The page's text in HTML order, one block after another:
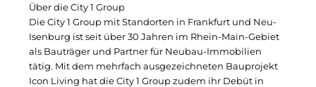
AIM
Allgemeine SÜDBODEN
City 1 Group
Über die City 1 Group
Die City 1 Group mit Standorten in Frankfurt und Neu-
Isenburg ist seit über 30 Jahren im Rhein-Main-Gebiet
als Bauträger und Partner für Neubau-Immobilien
tätig. Mit dem mehrfach ausgezeichneten Bauprojekt
Icon Living hat die City 1 Group zudem ihr Debüt in